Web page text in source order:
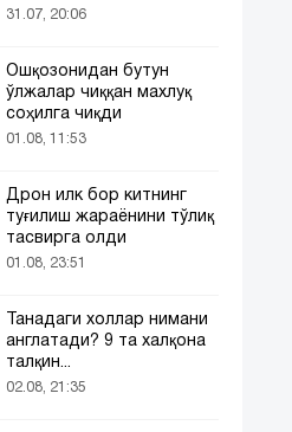
31.07, 20:06
Ошқозонидан бутун
ўлжалар чиққан махлуқ
соҳилга чиқди
01.08, 11:53
Дрон илк бор китнинг
туғилиш жараёнини тўлиқ
тасвирга олди
01.08, 23:51
Танадаги холлар нимани
англатади? 9 та халқона
талқин...
02.08, 21:35